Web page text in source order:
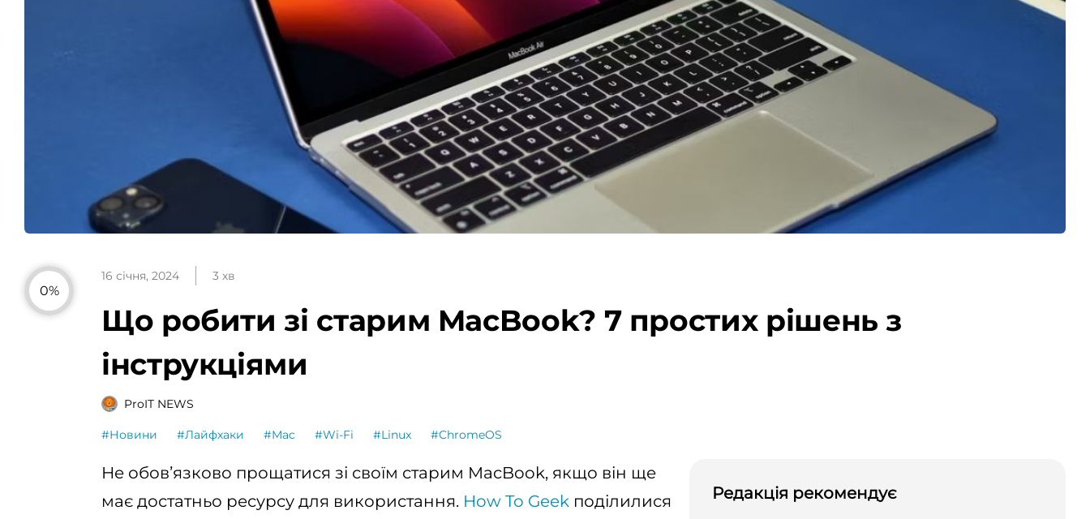
0%
16 січня, 2024 3 хв
Що робити зі старим MacBook? 7 простих рішень з
інструкціями
ProIT NEWS
#Новини #Лайфхаки #Mac #Wi-Fi #Linux #ChromeOS
Не обовʼязково прощатися зі своїм старим MacBook, якщо він ще
має достатньо ресурсу для використання. How To Geek поділилися
Редакція рекомендує